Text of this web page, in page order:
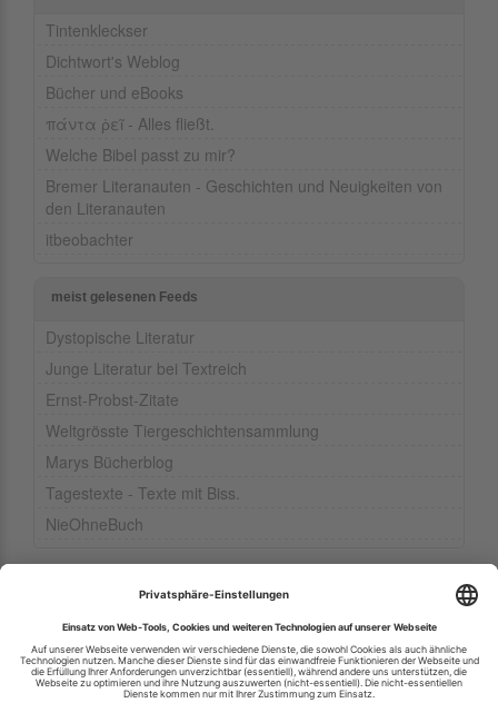
Tintenkleckser
Dichtwort's Weblog
Bücher und eBooks
πάντα ῥεῖ - Alles fließt.
Welche Bibel passt zu mir?
Bremer Literanauten - Geschichten und Neuigkeiten von
den Literanauten
itbeobachter
meist gelesenen Feeds
Dystopische Literatur
Junge Literatur bei Textreich
Ernst-Probst-Zitate
Weltgrösste Tiergeschichtensammlung
Marys Bücherblog
Tagestexte - Texte mit Biss.
NieOhneBuch
Ihren RSS-Feed veröffentlichen